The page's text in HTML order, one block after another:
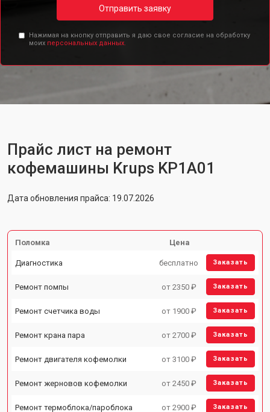
Отправить заявку
Нажимая на кнопку отправить я даю свое согласие на обработку
моих персональных данных.
Прайс лист на ремонт
кофемашины Krups KP1A01
Дата обновления прайса: 19.07.2026
Поломка Цена
Диагностика бесплатно Заказать
Ремонт помпы от 2350 ₽ Заказать
Ремонт счетчика воды от 1900 ₽ Заказать
Ремонт крана пара от 2700 ₽ Заказать
Ремонт двигателя кофемолки от 3100 ₽ Заказать
Ремонт жерновов кофемолки от 2450 ₽ Заказать
Ремонт термоблока/пароблока от 2900 ₽ Заказать